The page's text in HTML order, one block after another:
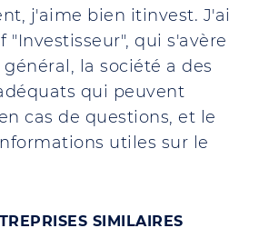
j'aime bien itinvest. J'ai
"Investisseur", qui s'avère
la société a des
qui peuvent
cas de questions, et le
utiles sur le
SIMILAIRES